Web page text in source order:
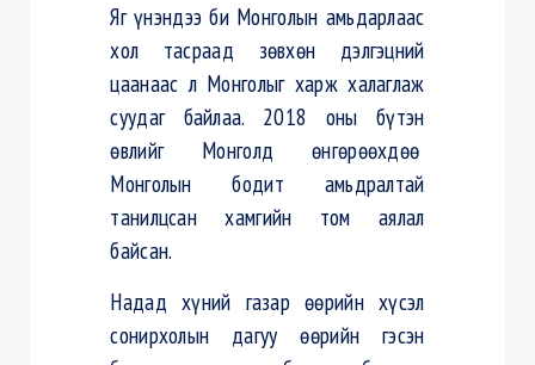
Яг үнэндээ би Монголын амьдарлаас
хол тасраад зөвхөн дэлгэцний
цаанаас л Монголыг харж халаглаж
суудаг байлаа. 2018 оны бүтэн
өвлийг Монголд өнгөрөөхдөө
Монголын бодит амьдралтай
танилцсан хамгийн том аялал
байсан.
Надад хүний газар өөрийн хүсэл
сонирхолын дагуу өөрийн гэсэн